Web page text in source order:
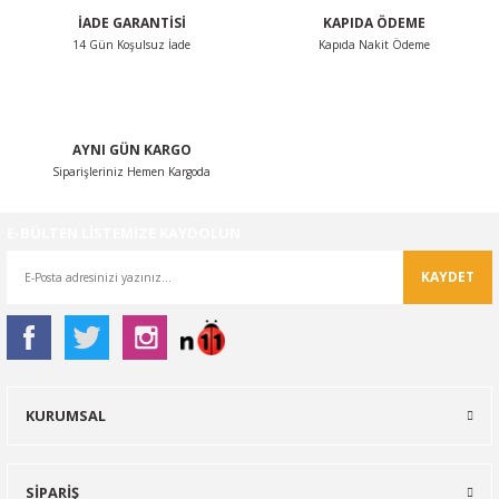
Bu ürüne benzer farklı alternatifler olmalı.
İADE GARANTİSİ
14 Gün Koşulsuz İade
KAPIDA ÖDEME
Kapıda Nakit Ödeme
AYNI GÜN KARGO
Siparişleriniz Hemen Kargoda
KAYDET
KURUMSAL
SİPARİŞ